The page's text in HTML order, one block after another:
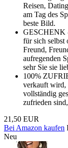
Reisen,
am Tag des
beste Bild.
GESCHENK
für sich selbst
Freund,
aufregenden
sehr Sie sie
100%
verkauft wird,
vollständig
zufrieden
21,50 EUR
Bei Amazon kaufen
Neu